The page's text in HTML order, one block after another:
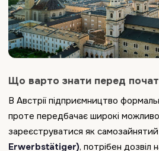
Що варто знати перед
В Австрії підприємництво
проте передбачає широкі
зареєструватися як
Erwerbstätiger), потрібен дозвіл